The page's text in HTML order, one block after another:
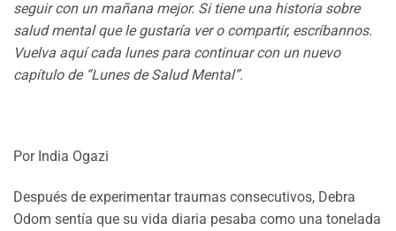
seguir con un mañana mejor. Si tiene una historia sobre
salud mental que le gustaría ver o compartir, escríbannos.
Vuelva aquí cada lunes para continuar con un nuevo
capítulo de “Lunes de Salud Mental”.
Por India Ogazi
Después de experimentar traumas consecutivos, Debra
Odom sentía que su vida diaria pesaba como una tonelada